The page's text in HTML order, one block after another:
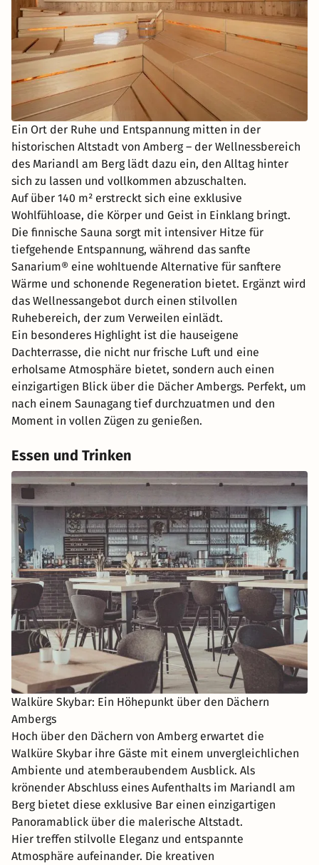
Ein Ort der Ruhe und Entspannung mitten in der
historischen Altstadt von Amberg – der Wellnessbereich
des Mariandl am Berg lädt dazu ein, den Alltag hinter
sich zu lassen und vollkommen abzuschalten.
Auf über 140 m² erstreckt sich eine exklusive
Wohlfühloase, die Körper und Geist in Einklang bringt.
Die finnische Sauna sorgt mit intensiver Hitze für
tiefgehende Entspannung, während das sanfte
Sanarium® eine wohltuende Alternative für sanftere
Wärme und schonende Regeneration bietet. Ergänzt wird
das Wellnessangebot durch einen stilvollen
Ruhebereich, der zum Verweilen einlädt.
Ein besonderes Highlight ist die hauseigene
Dachterrasse, die nicht nur frische Luft und eine
erholsame Atmosphäre bietet, sondern auch einen
einzigartigen Blick über die Dächer Ambergs. Perfekt, um
nach einem Saunagang tief durchzuatmen und den
Moment in vollen Zügen zu genießen.
Essen und Trinken
Walküre Skybar: Ein Höhepunkt über den Dächern
Ambergs
Hoch über den Dächern von Amberg erwartet die
Walküre Skybar ihre Gäste mit einem unvergleichlichen
Ambiente und atemberaubendem Ausblick. Als
krönender Abschluss eines Aufenthalts im Mariandl am
Berg bietet diese exklusive Bar einen einzigartigen
Panoramablick über die malerische Altstadt.
Hier treffen stilvolle Eleganz und entspannte
Atmosphäre aufeinander. Die kreativen